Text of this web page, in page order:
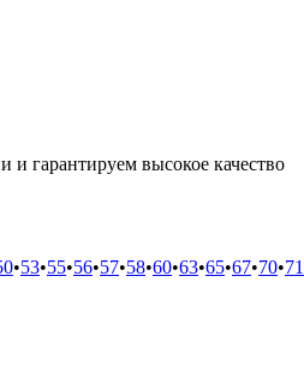
гарантируем высокое качество
•53•55•56•57•58•60•63•65•67•70•71